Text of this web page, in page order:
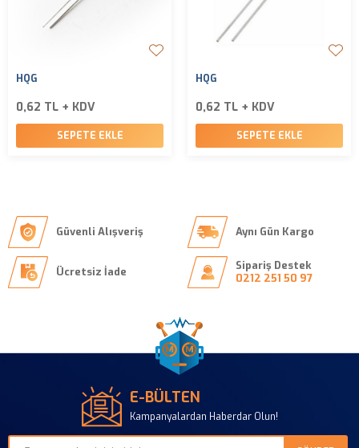
HQG
0,62 TL + KDV
SEPETE EKLE
HQG
0,62 TL + KDV
SEPETE EKLE
Güvenli Alışveriş Aynı Gün Kargo
Ücretsiz İade
Sipariş Destek
0212 251 50 97
E-BÜLTEN
Kampanyalardan Haberdar Olun!